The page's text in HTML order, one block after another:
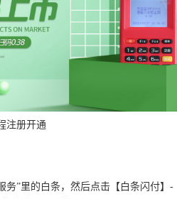
注册开通
务”里的白条，然后点击【白条闪付】